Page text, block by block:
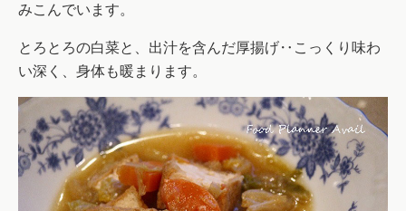
みこんでいます。
とろとろの白菜と、出汁を含んだ厚揚げ‥こっくり味わ
い深く、身体も暖まります。